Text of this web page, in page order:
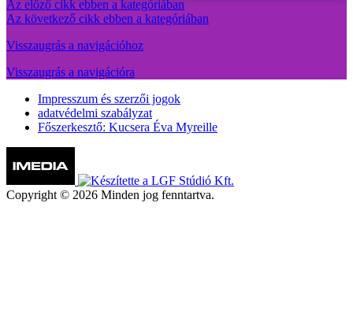
Az előző cikk ebben a kategóriában
Az következő cikk ebben a kategóriában
Visszaugrás a navigációhoz
Visszaugrás a navigációra
Impresszum és szerzői jogok
adatvédelmi szabályzat
Főszerkesztő: Kucsera Éva Myreille
Copyright © 2026 Minden jog fenntartva.